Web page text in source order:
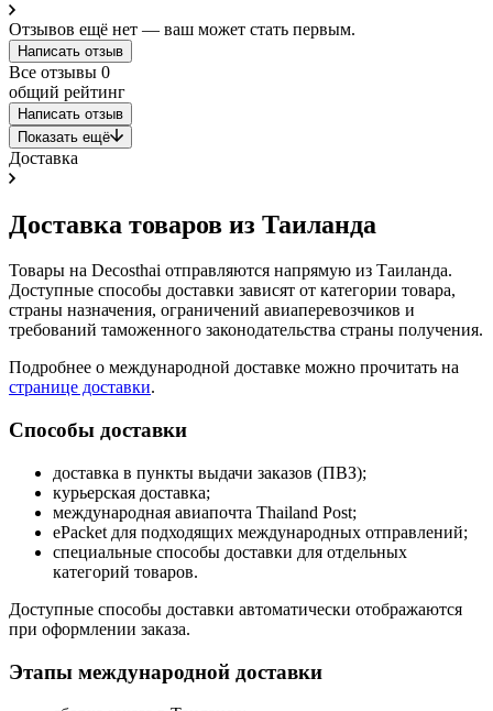
Отзывов ещё нет — ваш может стать первым.
Написать отзыв
Все отзывы 0
общий рейтинг
Написать отзыв
Показать ещё
Доставка
Доставка товаров из Таиланда
Товары на Decosthai отправляются напрямую из Таиланда.
Доступные способы доставки зависят от категории товара,
страны назначения, ограничений авиаперевозчиков и
требований таможенного законодательства страны получения.
Подробнее о международной доставке можно прочитать на
странице доставки.
Способы доставки
доставка в пункты выдачи заказов (ПВЗ);
курьерская доставка;
международная авиапочта Thailand Post;
ePacket для подходящих международных отправлений;
специальные способы доставки для отдельных
категорий товаров.
Доступные способы доставки автоматически отображаются
при оформлении заказа.
Этапы международной доставки